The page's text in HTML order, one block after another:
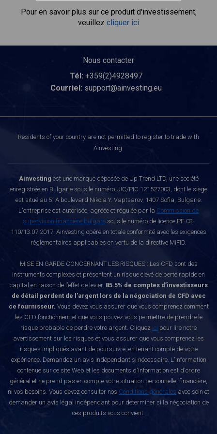
Pour en savoir plus sur ce produit d'investissement,
veuillez cliquer ici
Nous contacter
Tél: +359(2)4928497
Courriel: support@ainvesting.eu
Residents of your country are not permitted to register to trade with
Ainvesting.
Ainvesting est une marque déposée de Up Trend LTD, une société
enregistrée en Bulgarie sous le numéro UIC/PIC 121527003, dont le siège
est situé au 51A boulevard Nikola Y. Vaptsarov, 1407 Sofia, Bulgarie.
L'entreprise est autorisée, agréée et régulée par la Commission de
supervision financière bulgaresous le numéro de licence РГ-03-
110/13.07.2017. Ainvesting opère en totale conformité avec les exigences
réglementaires applicables en vertu de la directive MiFID.
MISE EN GARDE CONCERNANT LES RISQUES : Les CFD sont des
instruments complexes et présentent un risque élevé de perte rapide en
capital en raison de l’effet de levier. 85.5% de comptes d’investisseurs
de détail perdent de l’argent lors de la négociation de CFD avec
ce fournisseur. Vous devez vous assurer que vous comprenez comment
les CFD fonctionnent et que vous pouvez vous permettre de prendre le
risque probable de perdre votre argent. Cliquez ici pour lire notre
avertissement sur les risques et vous assurer que vous comprenez les
risques impliqués avant de poursuivre, en tenant compte de votre
expérience. Demandez un avis indépendant si nécessaire. L'information
contenue sur ce site Web et les documents d'information est d'ordre
général et ne prend pas en compte votre situation personnelle, financière,
ni vos besoins. Vous devez consulter nos Conditions générales avec soin et
demander un avis légal indépendant pour déterminer si la négociation de
ces produits vous convient.